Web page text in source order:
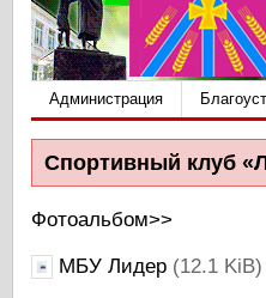
Администрация
Спортивный клуб
Фотоальбом>>
МБУ Лидер(12.1 KiB)